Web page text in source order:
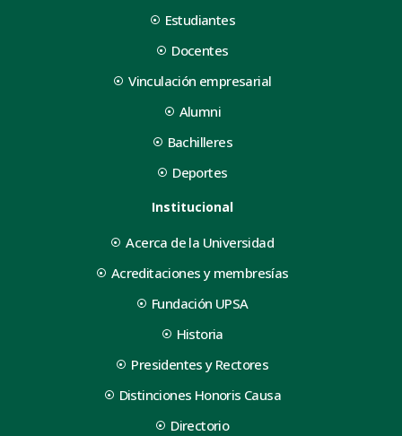
Estudiantes
Docentes
Vinculación empresarial
Alumni
Bachilleres
Deportes
Institucional
Acerca de la Universidad
Acreditaciones y membresías
Fundación UPSA
Historia
Presidentes y Rectores
Distinciones Honoris Causa
Directorio